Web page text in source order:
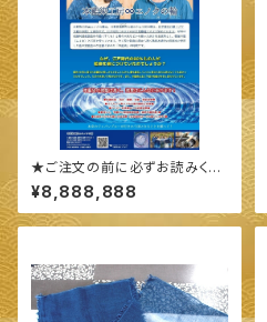
★ご注文の前に必ずお読みくだ
さい★
¥8,888,888